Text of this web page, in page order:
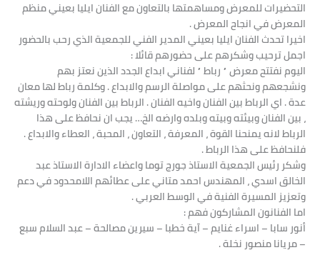
التحضيرات للمعرض ومساهمتها بالتعاون مع الفنان ايليا بعيني منظم
المعرض في انجاح المعرض .
اخيرا تحدث الفنان ايليا بعيني المدير الفني للجمعية الذي رحب بالحضور
اجمل ترحيب وشكرهم على حضورهم قائلا :
اليوم نفتتح معرض ” رباط ” لفناني ابداع الجدد الذين نعتز بهم
ونشجعهم ونحثهم على مواصلة الرسم والابداع . وكلمة رباط لها معان
عدة . اي الرباط بين الفنان واخيه الفنان . الرباط بين الفنان ولوحته وريشته
، بين الفنان وبيئته وبيته وبلده وارضه الخ… يجب ان نحافظ على هذا
الرباط لانه يمنحنا القوة ، المعرفة ، التعاون ، المحبة ، العطاء والابداع .
فلنحافظ على هذا الرباط .
وشكر رئيس الجمعية الاستاذ جورج توما واعضاء الادارة الاستاذ عبد
الخالق اسدي ، المهندس احمد متاني على عطائهم اللامحدود في دعم
وتعزيز المسيرة الفنية في الوسط العربي .
اما الفنانون المشاركون فهم :
أنور سابا – اسراء غنايم – آية خطبا – سيرين مصالحة – عبد السلام سبع
– مريانا منصور نخلة .